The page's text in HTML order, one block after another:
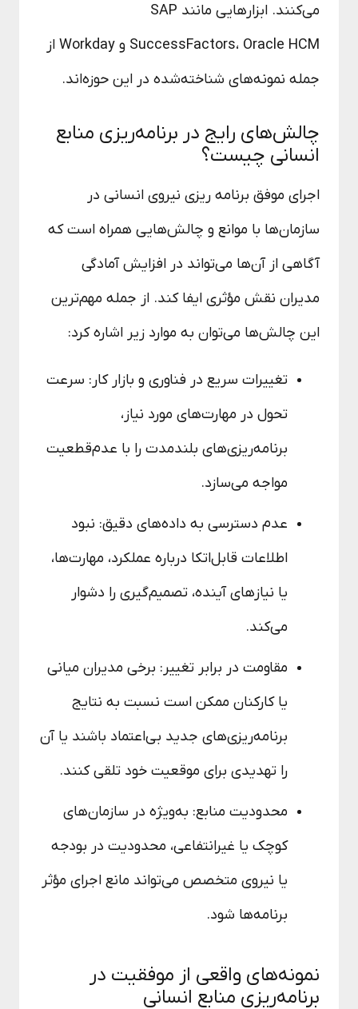
می‌کنند. ابزارهایی مانند SAP
SuccessFactors، Oracle HCM و Workday از
جمله نمونه‌های شناخته‌شده در این حوزه‌اند.
چالش‌های رایج در برنامه‌ریزی منابع
انسانی چیست؟
اجرای موفق برنامه‌ ریزی نیروی انسانی در
سازمان‌ها با موانع و چالش‌هایی همراه است که
آگاهی از آن‌ها می‌تواند در افزایش آمادگی
مدیران نقش مؤثری ایفا کند. از جمله مهم‌ترین
این چالش‌ها می‌توان به موارد زیر اشاره کرد:
تغییرات سریع در فناوری و بازار کار: سرعت
تحول در مهارت‌های مورد نیاز،
برنامه‌ریزی‌های بلندمدت را با عدم‌قطعیت
مواجه می‌سازد.
عدم دسترسی به داده‌های دقیق: نبود
اطلاعات قابل‌اتکا درباره عملکرد، مهارت‌ها،
یا نیازهای آینده، تصمیم‌گیری را دشوار
می‌کند.
مقاومت در برابر تغییر: برخی مدیران میانی
یا کارکنان ممکن است نسبت به نتایج
برنامه‌ریزی‌های جدید بی‌اعتماد باشند یا آن
را تهدیدی برای موقعیت خود تلقی کنند.
محدودیت منابع: به‌ویژه در سازمان‌های
کوچک یا غیرانتفاعی، محدودیت در بودجه
یا نیروی متخصص می‌تواند مانع اجرای مؤثر
برنامه‌ها شود.
نمونه‌های واقعی از موفقیت در
برنامه‌ریزی منابع انسانی